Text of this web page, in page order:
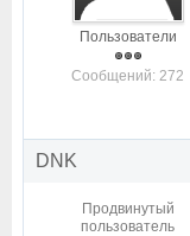
Пользователи
Cообщений: 272
DNK
Продвинутый
пользователь